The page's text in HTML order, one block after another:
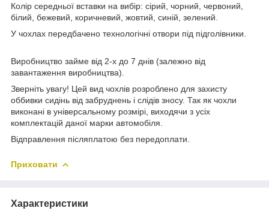
Колір середньої вставки на вибір: сірий, чорний, червоний,
білий, бежевий, коричневий, жовтий, синій, зелений.
У чохлах передбачено технологічні отвори під підголівники.
Виробництво займе від 2-х до 7 днів (залежно від
завантаження виробництва).
Зверніть увагу! Цей вид чохлів розроблено для захисту
оббивки сидінь від забруднень і слідів зносу. Так як чохли
виконані в універсальному розмірі, виходячи з усіх
комплектацій даної марки автомобіля.
Відправлення післяплатою без передоплати.
Приховати
Характеристики